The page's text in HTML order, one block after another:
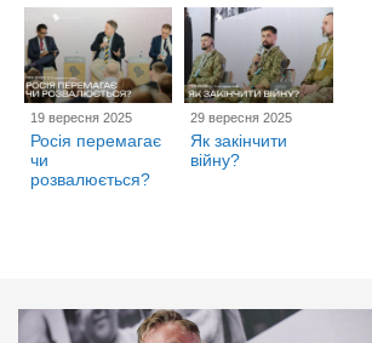
19 вересня 2025
Росія перемагає
чи
розвалюється?
29 вересня 2025
Як закінчити
війну?